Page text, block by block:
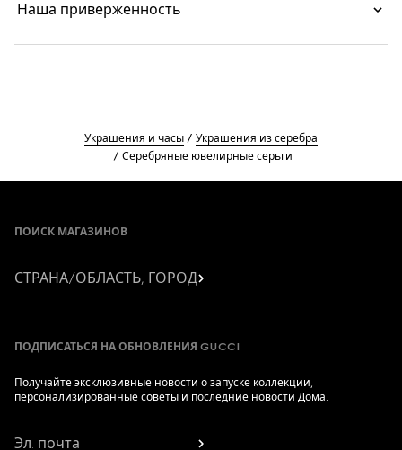
Наша приверженность
Украшения и часы
Украшения из серебра
Серебряные ювелирные серьги
ПОИСК МАГАЗИНОВ
СТРАНА/ОБЛАСТЬ, ГОРОД
ПОДПИСАТЬСЯ НА ОБНОВЛЕНИЯ GUCCI
Получайте эксклюзивные новости о запуске коллекции,
персонализированные советы и последние новости Дома.
Эл. почта